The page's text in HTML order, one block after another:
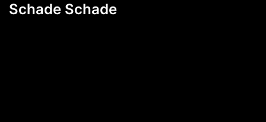
Schade Schade